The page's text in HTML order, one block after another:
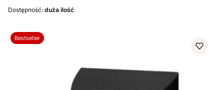
Dostępność: duża ilość
Bestseller